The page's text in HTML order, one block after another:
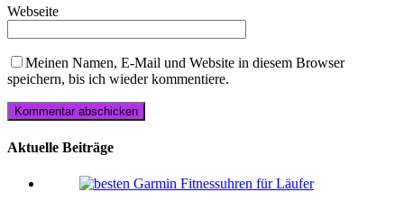
Webseite
Meinen Namen, E-Mail und Website in diesem Browser
speichern, bis ich wieder kommentiere.
Aktuelle Beiträge